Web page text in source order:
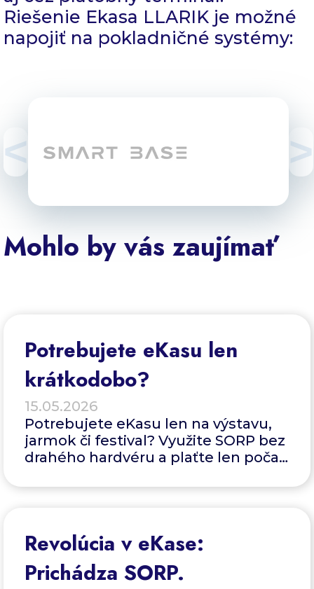
Riešenie Ekasa LLARIK je možné
napojiť na pokladničné systémy:
< >
Mohlo by vás zaujímať
Potrebujete eKasu len
krátkodobo?
15.05.2026
Potrebujete eKasu len na výstavu,
jarmok či festival? Využite SORP bez
drahého hardvéru a plaťte len počas
Revolúcia v eKase:
Prichádza SORP.